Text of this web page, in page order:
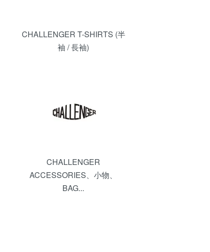
CHALLENGER T-SHIRTS (半
袖 / 長袖)
CHALLENGER
ACCESSORIES、小物、
BAG...